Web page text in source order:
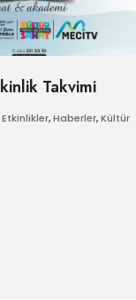
Takvimi
Etkinlikler,Haberler,Kültür